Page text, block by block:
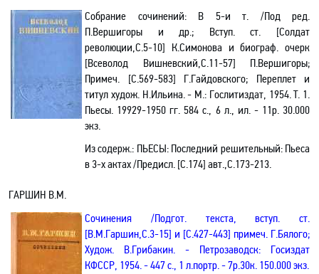
Собрание сочинений: В 5-и т. /Под ред.
П.Вершигоры и др.; Вступ. ст. [Солдат
революции,С.5-10] К.Симонова и биограф. очерк
[Всеволод Вишневский,С.11-57] П.Вершигоры;
Примеч. [С.569-583] Г.Гайдовского; Переплет и
титул худож. Н.Ильина. - М.: Гослитиздат, 1954.Т. 1.
Пьесы. 19929-1950 гг. 584 с., 6л., ил. - 11р. 30.000
экз.
Из содерж.: ПЬЕСЫ: Последний решительный: Пьеса
в 3-х актах /Предисл. [С.174] авт.,С.173-213.
ГАРШИН В.М.
Сочинения /Подгот. текста, вступ. ст.
[В.М.Гаршин,С.3-15] и [С.427-443] примеч. Г.Бялого;
Худож. В.Грибакин. - Петрозаводск: Госиздат
КФССР, 1954. - 447 с., 1 л.портр. - 7р.30к. 150.000 экз.